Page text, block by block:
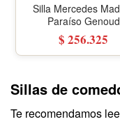
Silla Mercedes
Paraíso Genoud
$ 256.325
Sillas de
Te recomendamos